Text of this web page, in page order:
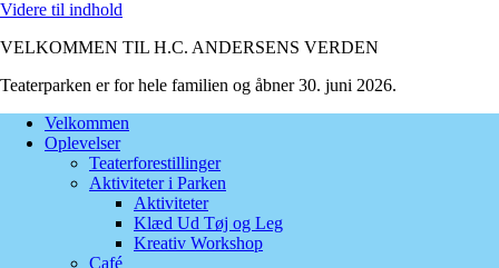
Videre til indhold
VELKOMMEN TIL H.C. ANDERSENS VERDEN
Teaterparken er for hele familien og åbner 30. juni 2026.
Velkommen
Oplevelser
Teaterforestillinger
Aktiviteter i Parken
Aktiviteter
Klæd Ud Tøj og Leg
Kreativ Workshop
Café